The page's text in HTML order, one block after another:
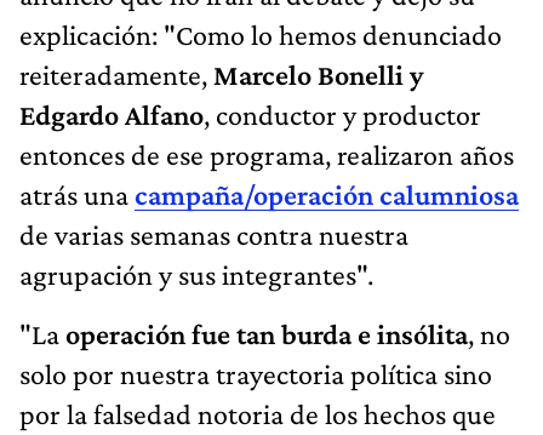
explicación: "Como lo hemos denunciado
reiteradamente, Marcelo Bonelli y
Edgardo Alfano, conductor y productor
entonces de ese programa, realizaron años
atrás unacampaña/operación calumniosa
de varias semanas contra nuestra
agrupación y sus integrantes".
"Laoperación fue tan burda e insólita, no
solo por nuestra trayectoria política sino
por la falsedad notoria de los hechos que